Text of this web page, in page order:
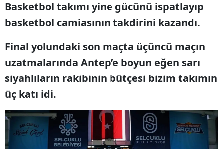
Basketbol takımı yine gücünü ispatlayıp
basketbol camiasının takdirini kazandı.
Final yolundaki son maçta üçüncü maçın
uzatmalarında Antep’e boyun eğen sarı
siyahlıların rakibinin bütçesi bizim takımın
üç katı idi.